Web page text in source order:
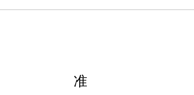
存管理软件后，取得了显著的
准